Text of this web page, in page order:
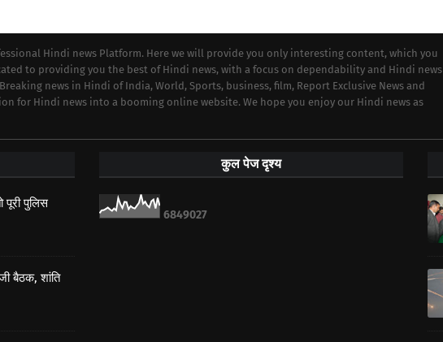
Hindi news Platform. Here we will provide you only interesting content, which you
to providing you the best of Hindi news, with a focus on dependability and Hindi news
news in Hindi of India, World, Sports, business, film, Report Exclusive News and
for Hindi news into a booming online website. We hope you enjoy our Hindi news as
पूरी पुलिस
बैठक, शांति
कुल पेज दृश्य
6849027